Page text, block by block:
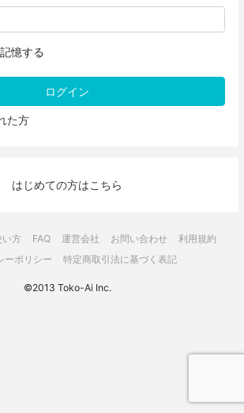
憶する
た方
はじめての方はこちら
い方 FAQ 運営会社 お問い合わせ
利用規約
ーポリシー
特定商取引法に基づく表記
©2013 Toko-Ai Inc.